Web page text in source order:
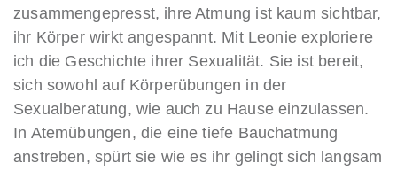
zusammengepresst, ihre Atmung ist kaum sichtbar,
ihr Körper wirkt angespannt. Mit Leonie exploriere
ich die Geschichte ihrer Sexualität. Sie ist bereit,
sich sowohl auf Körperübungen in der
Sexualberatung, wie auch zu Hause einzulassen.
In Atemübungen, die eine tiefe Bauchatmung
anstreben, spürt sie wie es ihr gelingt sich langsam